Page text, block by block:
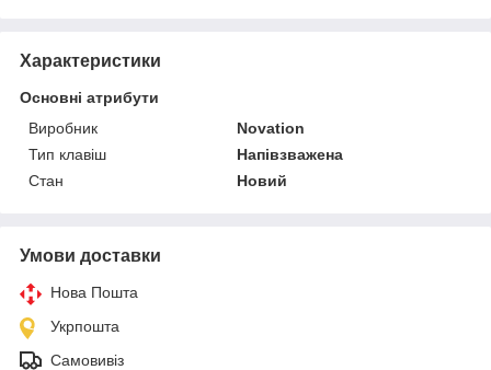
Характеристики
Основні атрибути
Виробник
Novation
Тип клавіш
Напівзважена
Стан
Новий
Умови доставки
Нова Пошта
Укрпошта
Самовивіз